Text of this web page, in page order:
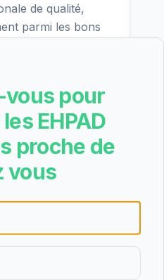
de qualité,
parmi les bons
du 04/02/2025.
Alfred
- excellent), cadre
forts de
notés.
jour (hébergement
déduction des
en fait une option
Personnalisée
pour
EHPAD
proche de
vous